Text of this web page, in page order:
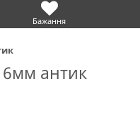
антик
Бажання